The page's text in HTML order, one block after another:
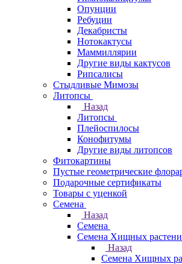
Опунции
Ребуции
Декабристы
Нотокактусы
Маммиллярии
Другие виды кактусов
Рипсалисы
Стыдливые Мимозы
Литопсы
Назад
Литопсы
Плейоспилосы
Конофитумы
Другие виды литопсов
Фитокартины
Пустые геометрические
Подарочные сертификаты
Товары с уценкой
Семена
Назад
Семена
Семена Хищных
Назад
Семена Хищных